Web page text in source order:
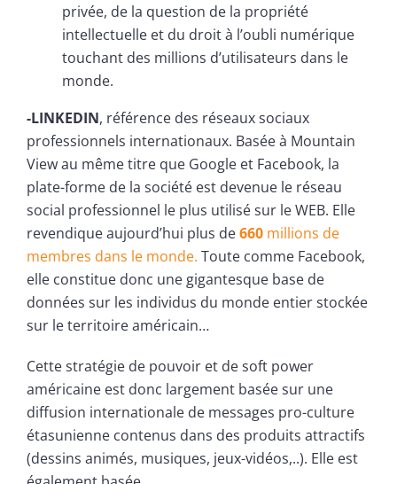
privée, de la question de la propriété
intellectuelle et du droit à l’oubli numérique
touchant des millions d’utilisateurs dans le
monde.
-LINKEDIN, référence des réseaux sociaux
professionnels internationaux. Basée à Mountain
View au même titre que Google et Facebook, la
plate-forme de la société est devenue le réseau
social professionnel le plus utilisé sur le WEB. Elle
revendique aujourd’hui plus de660 millions de
membres dans le monde. Toute comme Facebook,
elle constitue donc une gigantesque base de
données sur les individus du monde entier stockée
sur le territoire américain…
Cette stratégie de pouvoir et de soft power
américaine est donc largement basée sur une
diffusion internationale de messages pro-culture
étasunienne contenus dans des produits attractifs
(dessins animés, musiques, jeux-vidéos,..). Elle est